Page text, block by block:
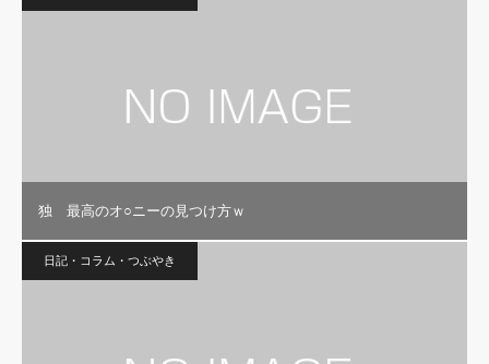
独 最高のオ○ニーの見つけ方ｗ
日記・コラム・つぶやき